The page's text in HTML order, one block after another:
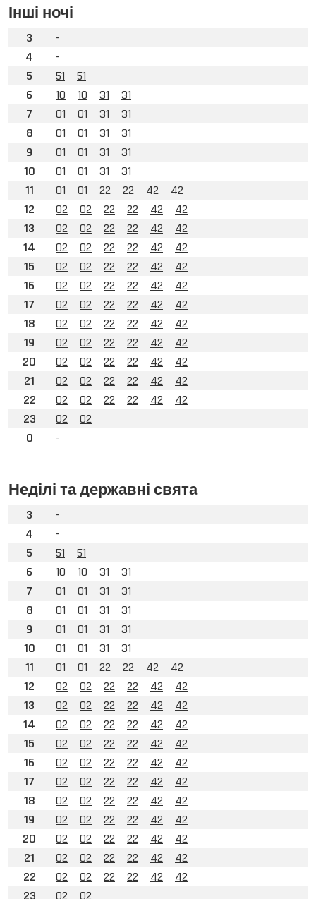
Інші ночі
3
-
4
-
5
51
51
6
10 10 31
31
7
01 01 31
31
8
01 01 31
31
9
01 01 31
31
10
01 01 31
31
11
01 01 22 22 42
42
12
02 02 22 22 42
42
13
02 02 22 22 42
42
14
02 02 22 22 42
42
15
02 02 22 22 42
42
16
02 02 22 22 42
42
17
02 02 22 22 42
42
18
02 02 22 22 42
42
19
02 02 22 22 42
42
20
02 02 22 22 42
42
21
02 02 22 22 42
42
22
02 02 22 22 42
42
23
02
02
0
-
Неділі та державні свята
3
-
4
-
5
51
51
6
10 10 31
31
7
01 01 31
31
8
01 01 31
31
9
01 01 31
31
10
01 01 31
31
11
01 01 22 22 42
42
12
02 02 22 22 42
42
13
02 02 22 22 42
42
14
02 02 22 22 42
42
15
02 02 22 22 42
42
16
02 02 22 22 42
42
17
02 02 22 22 42
42
18
02 02 22 22 42
42
19
02 02 22 22 42
42
20
02 02 22 22 42
42
21
02 02 22 22 42
42
22
02 02 22 22 42
42